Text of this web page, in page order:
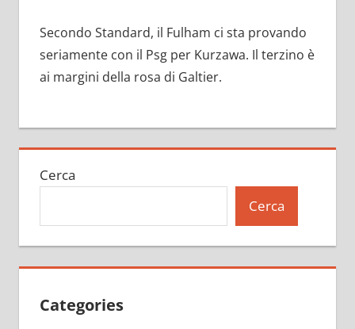
Secondo Standard, il Fulham ci sta provando
seriamente con il Psg per Kurzawa. Il terzino è
ai margini della rosa di Galtier.
Cerca
Cerca
Categories